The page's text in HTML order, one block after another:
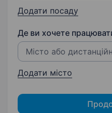
Додати посаду
Де ви хочете
Додати місто